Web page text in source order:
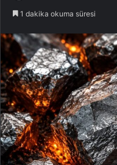
1 dakika okuma süresi